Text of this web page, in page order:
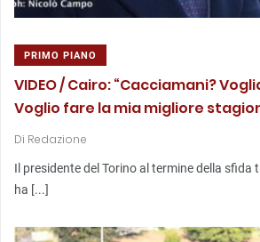
PRIMO PIANO
VIDEO / Cairo: “Cacciamani?
Voglio fare la mia migliore
Di Redazione
Il presidente del Torino al termine della sfida
ha [...]